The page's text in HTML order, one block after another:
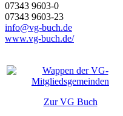
07343 9603-0
07343 9603-23
info@vg-buch.de
www.vg-buch.de/
Zur VG Buch